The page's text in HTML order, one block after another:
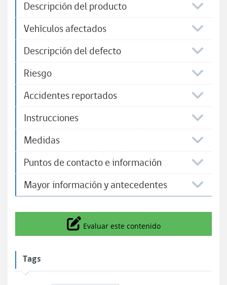
Descripción del producto
Vehículos afectados
Descripción del defecto
Riesgo
Accidentes reportados
Instrucciones
Medidas
Puntos de contacto e información
Mayor información y antecedentes
Icono
Evaluar este contenido
Tags